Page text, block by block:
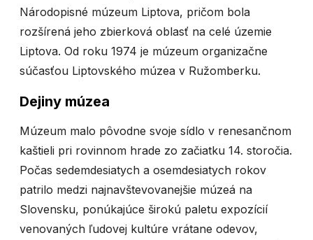
Národopisné múzeum Liptova, pričom bola
rozšírená jeho zbierková oblasť na celé územie
Liptova. Od roku 1974 je múzeum organizačne
súčasťou Liptovského múzea v Ružomberku.
Dejiny múzea
Múzeum malo pôvodne svoje sídlo v renesančnom
kaštieli pri rovinnom hrade zo začiatku 14. storočia.
Počas sedemdesiatych a osemdesiatych rokov
patrilo medzi najnavštevovanejšie múzeá na
Slovensku, ponúkajúce širokú paletu expozícií
venovaných ľudovej kultúre vrátane odevov,